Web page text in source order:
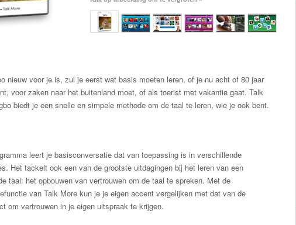
nieuw voor je is, zul je eerst wat basis moeten leren, of je nu acht of 80 jaar
voor zaken naar het buitenland moet, of als toerist met vakantie gaat. Talk
biedt je een snelle en simpele methode om de taal te leren, wie je ook bent.
leert je basisconversatie dat van toepassing is in verschillende
Het tackelt ook een van de grootste uitdagingen bij het leren van een
taal: het opbouwen van vertrouwen om de taal te spreken. Met de
van Talk More kun je je eigen accent vergelijken met dat van de
om vertrouwen in je eigen uitspraak te krijgen.